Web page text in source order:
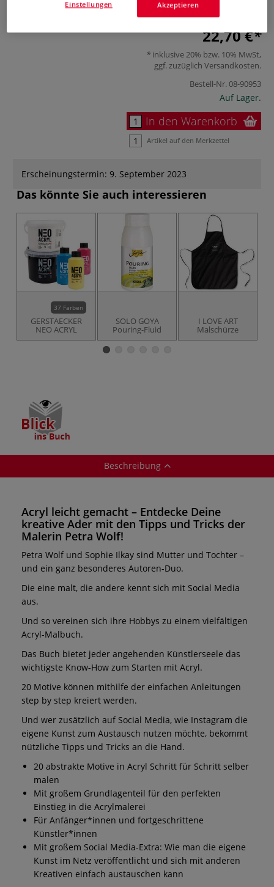
Mehr
22,70 €
inklusive 20% bzw. 10% MwSt,
ggf. zuzüglich Versandkosten.
Bestell-Nr.08-90953
Auf Lager.
In den Warenkorb
Artikel auf den Merkzettel
Erscheinungstermin: 9. September 2023
Das könnte Sie auch interessieren
37 Farben
GERSTAECKER
NEO ACRYL
SOLO GOYA
Pouring-Fluid
I LOVE ART
Malschürze
Beschreibung
Acryl leicht gemacht – Entdecke Deine
kreative Ader mit den Tipps und Tricks der
Malerin Petra Wolf!
Petra Wolf und Sophie Ilkay sind Mutter und Tochter –
und ein ganz besonderes Autoren-Duo.
Die eine malt, die andere kennt sich mit Social Media
aus.
Und so vereinen sich ihre Hobbys zu einem vielfältigen
Acryl-Malbuch.
Das Buch bietet jeder angehenden Künstlerseele das
wichtigste Know-How zum Starten mit Acryl.
20 Motive können mithilfe der einfachen Anleitungen
step by step kreiert werden.
Und wer zusätzlich auf Social Media, wie Instagram die
eigene Kunst zum Austausch nutzen möchte, bekommt
nützliche Tipps und Tricks an die Hand.
20 abstrakte Motive in Acryl Schritt für Schritt selber
malen
Mit großem Grundlagenteil für den perfekten
Einstieg in die Acrylmalerei
Für Anfänger*innen und fortgeschrittene
Künstler*innen
Mit großem Social Media-Extra: Wie man die eigene
Kunst im Netz veröffentlicht und sich mit anderen
Kreativen einfach austauschen kann
Akzeptieren
Einstellungen